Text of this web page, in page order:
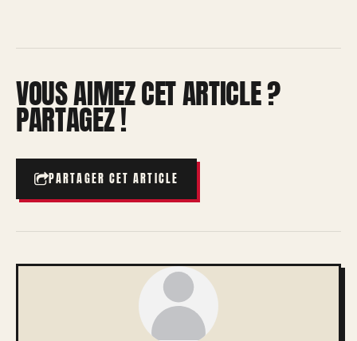
VOUS AIMEZ CET ARTICLE ?
PARTAGEZ !
PARTAGER CET ARTICLE